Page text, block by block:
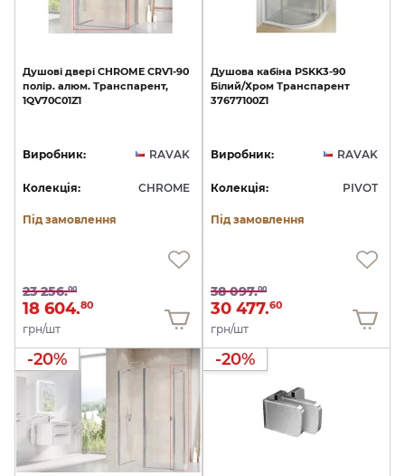
Душові двері CHROME CRV1-90
полір. алюм. Транспарент,
1QV70C01Z1
Виробник: RAVAK
Колекція: CHROME
Під замовлення
23 256.00
18 604.80
грн/шт
Душова кабіна PSKK3-90
Білий/Хром Транспарент
37677100Z1
Виробник: RAVAK
Колекція: PIVOT
Під замовлення
38 097.00
30 477.60
грн/шт
-20% -20%